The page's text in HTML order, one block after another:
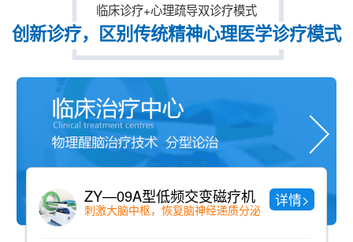
临床诊疗+心理疏导双诊疗模式
创新诊疗，区别传统精神心理医学诊疗模式
中药药浴
纯中药配方、老少咸宜
详情>